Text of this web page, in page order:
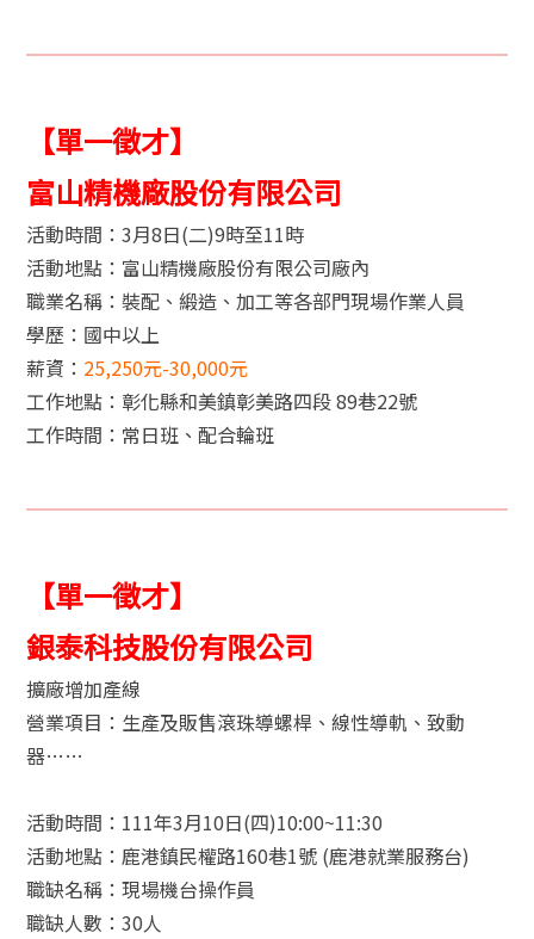
【單一徵才】
富山精機廠股份有限公司
活動時間：3月8日(二)9時至11時
活動地點：富山精機廠股份有限公司廠內
職業名稱：裝配、緞造、加工等各部門現場作業人員
學歷：國中以上
薪資： 25,250元-30,000元
工作地點：彰化縣和美鎮彰美路四段 89巷22號
工作時間：常日班、配合輪班
【單一徵才】
銀泰科技股份有限公司
擴廠增加產線
營業項目：生產及販售滾珠導螺桿、線性導軌、致動
器……
活動時間：111年3月10日(四)10:00~11:30
活動地點：鹿港鎮民權路160巷1號 (鹿港就業服務台)
職缺名稱：現場機台操作員
職缺人數：30人